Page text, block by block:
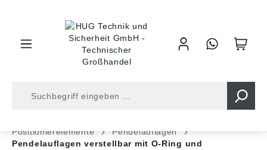
Positionierelemente
Pendelauflagen
Pendelauflagen verstellbar mit O-Ring und